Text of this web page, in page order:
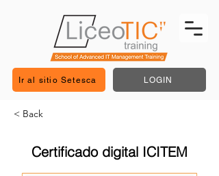
Ir al sitio Setesca LOGIN
< Back
Certificado digital ICITEM